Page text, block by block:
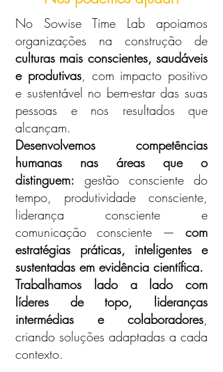
No Sowise Time Lab apoiamos
organizações na construção de
culturas mais conscientes, saudáveis
e produtivas, com impacto positivo
e sustentável no bem-estar das suas
pessoas e nos resultados que
alcançam.
Desenvolvemos competências
humanas nas áreas que o
distinguem: gestão consciente do
tempo, produtividade consciente,
liderança consciente e
comunicação consciente — com
estratégias práticas, inteligentes e
sustentadas em evidência científica.
Trabalhamos lado a lado com
líderes de topo, lideranças
intermédias e colaboradores
criando soluções adaptadas a cada
contexto.